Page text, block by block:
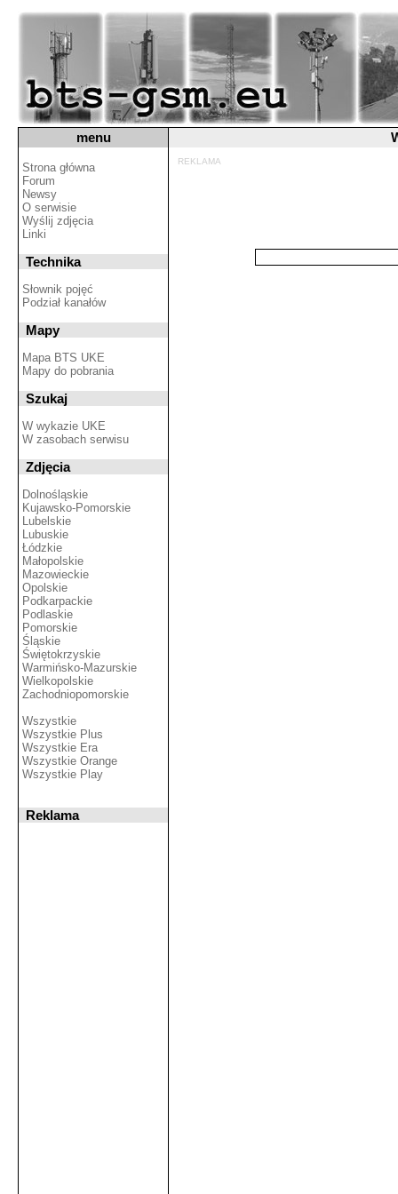
REKLAMA
menu
Strona główna
Forum
Newsy
O serwisie
Wyślij zdjęcia
Linki
Technika
Słownik pojęć
Podział kanałów
Mapy
Mapa BTS UKE
Mapy do pobrania
Szukaj
W wykazie UKE
W zasobach serwisu
Zdjęcia
Dolnośląskie
Kujawsko-Pomorskie
Lubelskie
Lubuskie
Łódzkie
Małopolskie
Mazowieckie
Opolskie
Podkarpackie
Podlaskie
Pomorskie
Śląskie
Świętokrzyskie
Warmińsko-Mazurskie
Wielkopolskie
Zachodniopomorskie
Wszystkie
Wszystkie Plus
Wszystkie Era
Wszystkie Orange
Wszystkie Play
Reklama